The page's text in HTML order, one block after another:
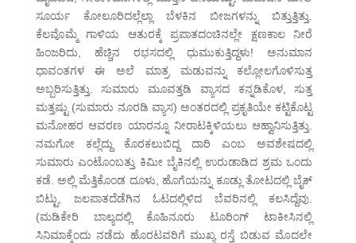
ಸೂರ್ಯ ಕೋಲೂರಿದಲ್ಲೆಲ್ಲಾ ಬೆಳಕಿನ ಬೀಜಗಳನ್ನು ಬಿತ್ತುತ್ತಿತ್ತು.
ಕೆಲವೊಮ್ಮೆ ಗಾಳಿಯ ಆತುರಕ್ಕೆ ಪ್ರಪಾತದಂಚಿನಲ್ಲೇ ಕ್ಷಣಕಾಲ ನೀರೆ
ಹಿಂಜರಿದು, ಹೆಚ್ಚಿನ ರಭಸದಲ್ಲಿ ಧುಮುಕುತ್ತಿದ್ದಳು! ಅನುಮಾನ
ಧಾವಂತಗಳ ಈ ಅಲೆ ಮಾತ್ರ ಮಡುವನ್ನು ಕಲ್ಲೋಲಗೊಳಿಸುತ್ತ
ಅಬ್ಬರಿಸುತ್ತಿತ್ತು. ಸುಮಾರು ಮೂವತ್ತಡಿ ವ್ಯಾಸದ ಕನ್ನಡಿಕೊಳ, ಸುತ್ತ
ಮತ್ತಷ್ಟು (ಸುಮಾರು ನೂರಡಿ ವ್ಯಾಸ) ಅಂತರದಲ್ಲಿ ಪ್ರಕೃತಿಯೇ ಕಟ್ಟಿಕೊಟ್ಟ
ಮನೋಹರ ಆವರಣ ಯಾರನ್ನೂ ನೀರಾಟಕ್ಕಿಳಿಯಲು ಆಹ್ವಾನಿಸುತ್ತಿತ್ತು.
ನಮಗೋ ಕಲ್ಲೆದ್ದು ಕೊರಕಲುಬಿದ್ದ ದಾರಿ ಎಂಬ ಅವಶೇಷದಲ್ಲಿ
ಸುಮಾರು ಎಂಟೊಂಬತ್ತು ಕಿಮೀ ಬೈಕಿನಲ್ಲಿ ಉರುಡಾಡಿದ ಶ್ರಮ ಒಂದು
ಕಡೆ. ಅಲ್ಲಿ ಮೆತ್ತಿಕೊಂಡ ದೂಳು, ಹೊಗೆಯನ್ನು ಕೂಡ್ಲು ತೋಟದಲ್ಲಿ ಬೈಕ್
ಬಿಟ್ಟು, ಜಲಪಾತದೆಡೆಗಿನ ಓಟದಲ್ಲಿಳಿದ ಬೆವರಿನಲ್ಲಿ ಕಲಸಿದ್ದೆವು.
(ಮಡಿಕೇರಿ ಬಾಲ್ಯದಲ್ಲಿ ಕೊಹಿನೂರು ಟೂರಿಂಗ್ ಟಾಕೀಸಿನಲ್ಲಿ
ಸಿನಿಮಾಕ್ಕೆಂದು ನಡೆದು ಹೊರಟವರಿಗೆ ಮುಖ್ಯ ರಸ್ತೆ ಬಿಡುವ ಮೊದಲೇ